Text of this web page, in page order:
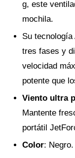
g, este
mochila.
Su
tres fases y
velocidad
potente que
Viento ultra
Mantente
portátil
Color: Negro.